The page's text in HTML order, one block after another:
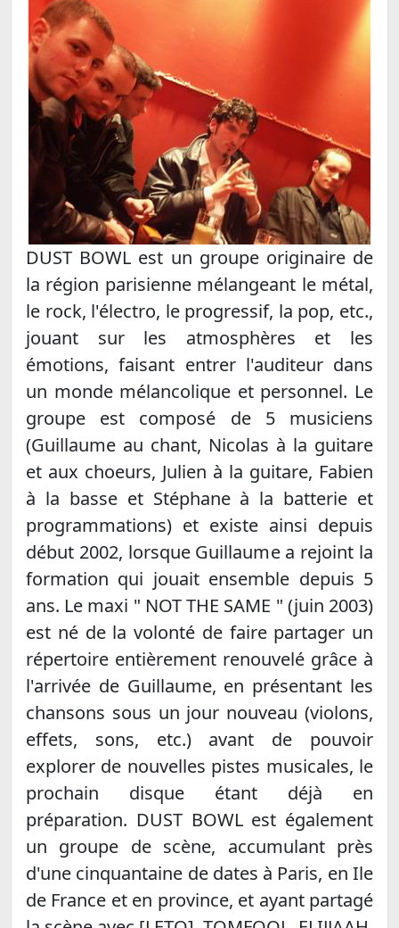
DUST BOWL est un groupe originaire de
la région parisienne mélangeant le métal,
le rock, l'électro, le progressif, la pop, etc.,
jouant sur les atmosphères et les
émotions, faisant entrer l'auditeur dans
un monde mélancolique et personnel. Le
groupe est composé de 5 musiciens
(Guillaume au chant, Nicolas à la guitare
et aux choeurs, Julien à la guitare, Fabien
à la basse et Stéphane à la batterie et
programmations) et existe ainsi depuis
début 2002, lorsque Guillaume a rejoint la
formation qui jouait ensemble depuis 5
ans. Le maxi " NOT THE SAME " (juin 2003)
est né de la volonté de faire partager un
répertoire entièrement renouvelé grâce à
l'arrivée de Guillaume, en présentant les
chansons sous un jour nouveau (violons,
effets, sons, etc.) avant de pouvoir
explorer de nouvelles pistes musicales, le
prochain disque étant déjà en
préparation. DUST BOWL est également
un groupe de scène, accumulant près
d'une cinquantaine de dates à Paris, en Ile
de France et en province, et ayant partagé